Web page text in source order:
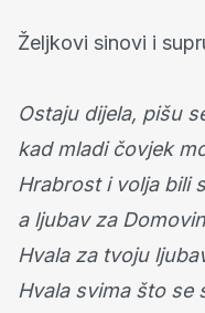
Željkovi sinovi i
Ostaju dijela, pišu
kad mladi čovjek
Hrabrost i volja bili
a ljubav za
Hvala za tvoju
Hvala svima što se